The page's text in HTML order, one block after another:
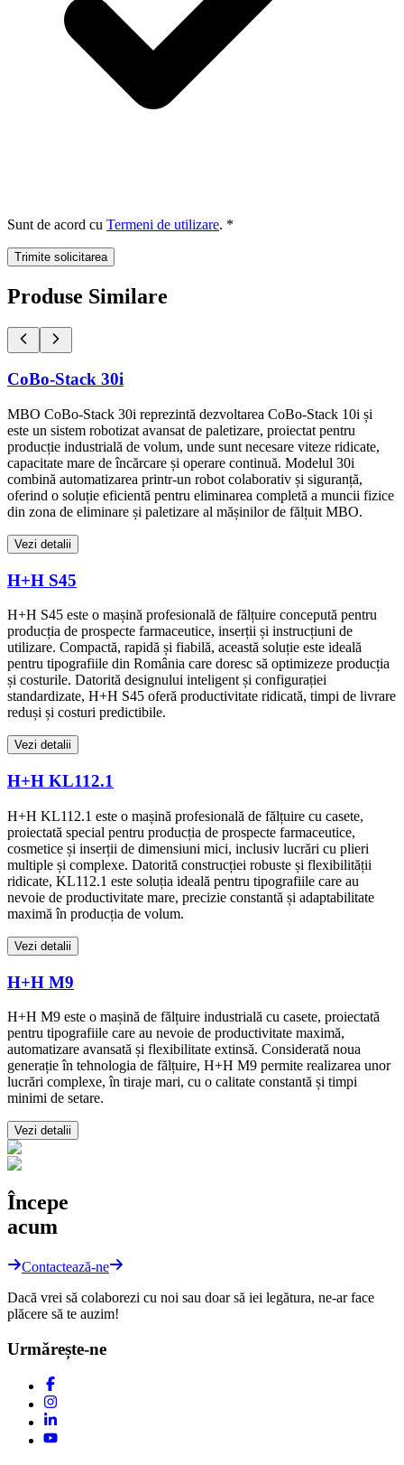
Sunt de acord cu Termeni de utilizare. *
Trimite solicitarea
Produse Similare
CoBo-Stack 30i
MBO CoBo-Stack 30i reprezintă dezvoltarea CoBo-Stack 10i și
este un sistem robotizat avansat de paletizare, proiectat pentru
producție industrială de volum, unde sunt necesare viteze ridicate,
capacitate mare de încărcare și operare continuă. Modelul 30i
combină automatizarea printr-un robot colaborativ și siguranță,
oferind o soluție eficientă pentru eliminarea completă a muncii fizice
din zona de eliminare și paletizare al mășinilor de fălțuit MBO.
Vezi detalii
H+H S45
H+H S45 este o mașină profesională de fălțuire concepută pentru
producția de prospecte farmaceutice, inserții și instrucțiuni de
utilizare. Compactă, rapidă și fiabilă, această soluție este ideală
pentru tipografiile din România care doresc să optimizeze producția
și costurile. Datorită designului inteligent și configurației
standardizate, H+H S45 oferă productivitate ridicată, timpi de livrare
reduși și costuri predictibile.
Vezi detalii
H+H KL112.1
H+H KL112.1 este o mașină profesională de fălțuire cu casete,
proiectată special pentru producția de prospecte farmaceutice,
cosmetice și inserții de dimensiuni mici, inclusiv lucrări cu plieri
multiple și complexe. Datorită construcției robuste și flexibilității
ridicate, KL112.1 este soluția ideală pentru tipografiile care au
nevoie de productivitate mare, precizie constantă și adaptabilitate
maximă în producția de volum.
Vezi detalii
H+H M9
H+H M9 este o mașină de fălțuire industrială cu casete, proiectată
pentru tipografiile care au nevoie de productivitate maximă,
automatizare avansată și flexibilitate extinsă. Considerată noua
generație în tehnologia de fălțuire, H+H M9 permite realizarea unor
lucrări complexe, în tiraje mari, cu o calitate constantă și timpi
minimi de setare.
Vezi detalii
Începe
acum
Contactează-ne
Dacă vrei să colaborezi cu noi sau doar să iei legătura, ne-ar face
plăcere să te auzim!
Urmărește-ne